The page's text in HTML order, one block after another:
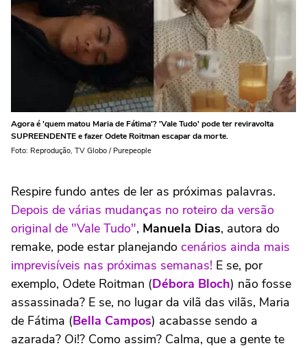
Agora é 'quem matou Maria de Fátima'? 'Vale Tudo' pode ter reviravolta
SUPREENDENTE e fazer Odete Roitman escapar da morte.
Foto: Reprodução, TV Globo / Purepeople
Respire fundo antes de ler as próximas palavras.
Depois de várias mudanças no roteiro da versão
original de "Vale Tudo", Manuela Dias, autora do
remake, pode estar planejando cenários ainda mais
imprevisíveis nas próximas semanas! E se, por
exemplo, Odete Roitman (Débora Bloch) não fosse
assassinada? E se, no lugar da vilã das vilãs, Maria
de Fátima (Bella Campos) acabasse sendo a
azarada? Oi!? Como assim? Calma, que a gente te